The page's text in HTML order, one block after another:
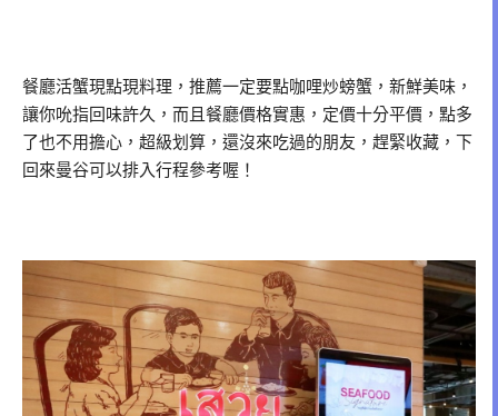
餐廳活蟹現點現料理，推薦一定要點咖哩炒螃蟹，新鮮美味，
讓你吮指回味許久，而且餐廳價格實惠，定價十分平價，點多
了也不用擔心，超級划算，還沒來吃過的朋友，趕緊收藏，下
回來曼谷可以排入行程參考喔！